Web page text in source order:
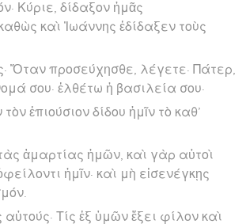
Κύριε, δίδαξον ἡμᾶς
καὶ Ἰωάννης ἐδίδαξεν τοὺς
Ὅταν προσεύχησθε, λέγετε· Πάτερ,
σου· ἐλθέτω ἡ βασιλεία σου·
ἐπιούσιον δίδου ἡμῖν τὸ καθ’
ἁμαρτίας ἡμῶν, καὶ γὰρ αὐτοὶ
ἡμῖν· καὶ μὴ εἰσενέγκῃς
Τίς ἐξ ὑμῶν ἕξει φίλον καὶ